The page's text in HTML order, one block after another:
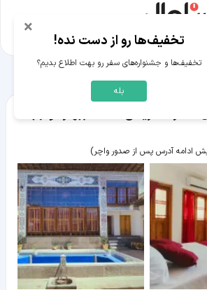
اقامتگاه‌های اصفهان
عمارت تاریخی دلگشا (بهارخواب)
ادامه آدرس پس از صدور واچر)
× تخفیف‌ها رو از دست نده!
تخفیف‌ها و جشنواره‌های سفر رو بهت اطلاع بدیم؟
بله